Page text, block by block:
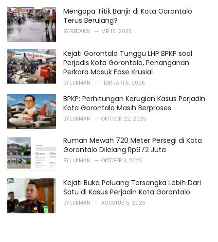
Mengapa Titik Banjir di Kota Gorontalo
Terus Berulang?
BY REDAKSI MEI 16, 2026
Kejati Gorontalo Tunggu LHP BPKP soal
Perjadis Kota Gorontalo, Penanganan
Perkara Masuk Fase Krusial
BY LUKMAN FEBRUARI 5, 2026
BPKP: Perhitungan Kerugian Kasus Perjadin
Kota Gorontalo Masih Berproses
BY LUKMAN OKTOBER 22, 2025
Rumah Mewah 720 Meter Persegi di Kota
Gorontalo Dilelang Rp972 Juta
BY LUKMAN OKTOBER 4, 2025
Kejati Buka Peluang Tersangka Lebih Dari
Satu di Kasus Perjadin Kota Gorontalo
BY LUKMAN AGUSTUS 5, 2025